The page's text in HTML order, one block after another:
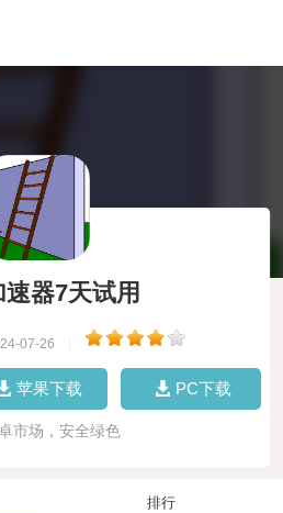
器7天试用
07-26
苹果下载 PC下载
市场，安全绿色
排行